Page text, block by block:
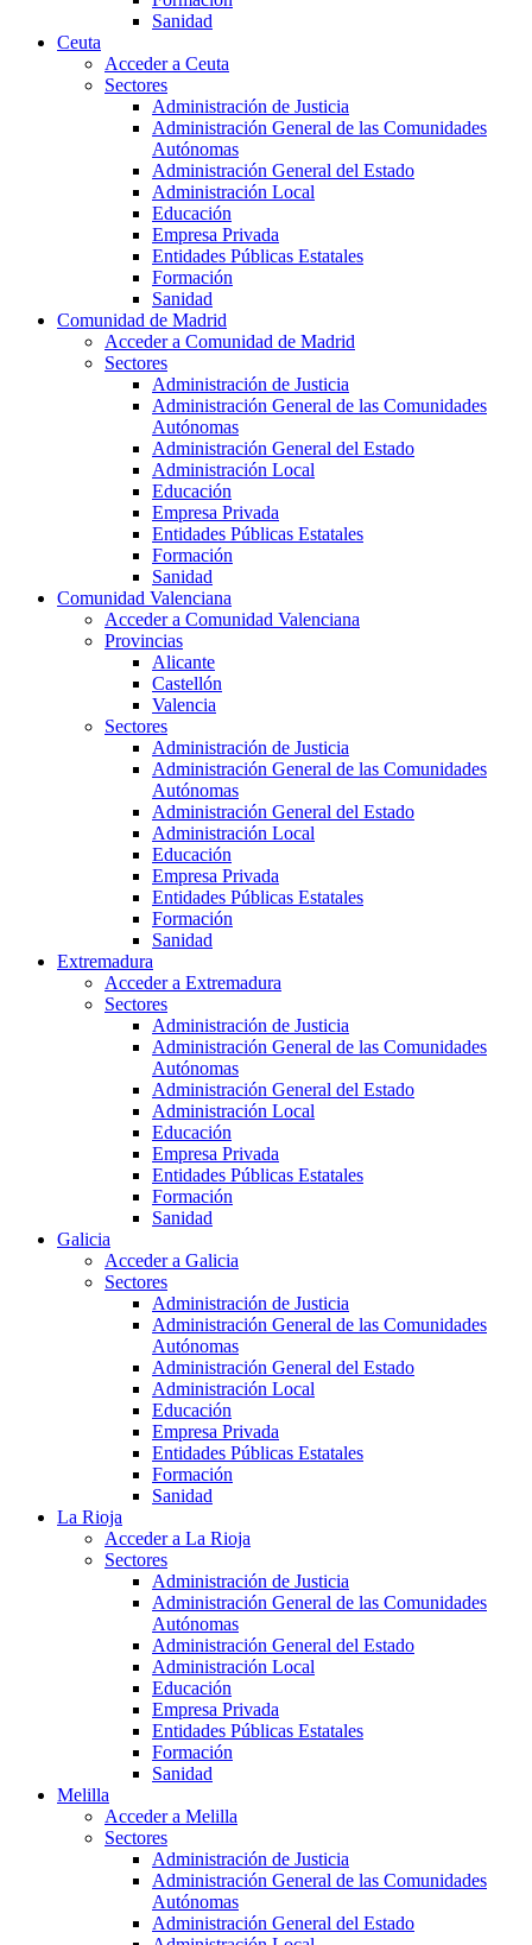
Sanidad
Ceuta
Acceder a Ceuta
Sectores
Administración de Justicia
Administración General de las Comunidades
Autónomas
Administración General del Estado
Administración Local
Educación
Empresa Privada
Entidades Públicas Estatales
Formación
Sanidad
Comunidad de Madrid
Acceder a Comunidad de Madrid
Sectores
Administración de Justicia
Administración General de las Comunidades
Autónomas
Administración General del Estado
Administración Local
Educación
Empresa Privada
Entidades Públicas Estatales
Formación
Sanidad
Comunidad Valenciana
Acceder a Comunidad Valenciana
Provincias
Alicante
Castellón
Valencia
Sectores
Administración de Justicia
Administración General de las Comunidades
Autónomas
Administración General del Estado
Administración Local
Educación
Empresa Privada
Entidades Públicas Estatales
Formación
Sanidad
Extremadura
Acceder a Extremadura
Sectores
Administración de Justicia
Administración General de las Comunidades
Autónomas
Administración General del Estado
Administración Local
Educación
Empresa Privada
Entidades Públicas Estatales
Formación
Sanidad
Galicia
Acceder a Galicia
Sectores
Administración de Justicia
Administración General de las Comunidades
Autónomas
Administración General del Estado
Administración Local
Educación
Empresa Privada
Entidades Públicas Estatales
Formación
Sanidad
La Rioja
Acceder a La Rioja
Sectores
Administración de Justicia
Administración General de las Comunidades
Autónomas
Administración General del Estado
Administración Local
Educación
Empresa Privada
Entidades Públicas Estatales
Formación
Sanidad
Melilla
Acceder a Melilla
Sectores
Administración de Justicia
Administración General de las Comunidades
Autónomas
Administración General del Estado